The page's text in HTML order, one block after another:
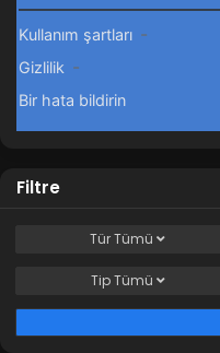
Filtre
TürTümü
TipTümü